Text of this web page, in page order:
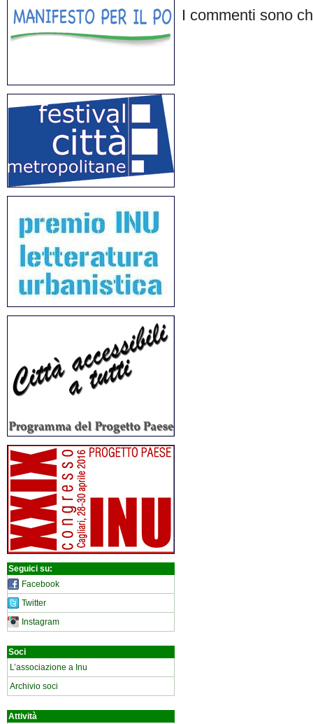
Seguici su:
Facebook
Twitter
Instagram
Soci
L’associazione a Inu
Archivio soci
Attività
I commenti sono